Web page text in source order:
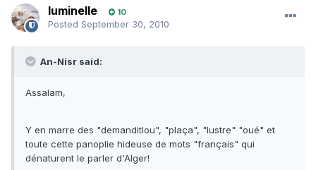
luminelle 10
Posted September 30, 2010
An-Nisr said:
Assalam,
Y en marre des "demanditlou", "plaça", "lustre" "oué" et
toute cette panoplie hideuse de mots "français" qui
dénaturent le parler d'Alger!